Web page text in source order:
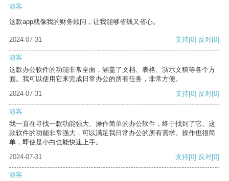
游客
这款app就像我的财务顾问，让我能够省钱又省心。
2024-07-31 支持[0] 反对[0]
游客
这款办公软件的功能非常全面，涵盖了文档、表格、演示文稿等各个方
面。我可以使用它来完成日常办公的所有任务，非常方便。
2024-07-31
支持[0] 反对[0]
游客
我一直在寻找一款功能强大、操作简单的办公软件，终于找到了它。这
款软件的功能非常强大，可以满足我日常办公的所有需求。操作也很简
单，即使是小白也能快速上手。
2024-07-31
支持[0] 反对[0]
游客